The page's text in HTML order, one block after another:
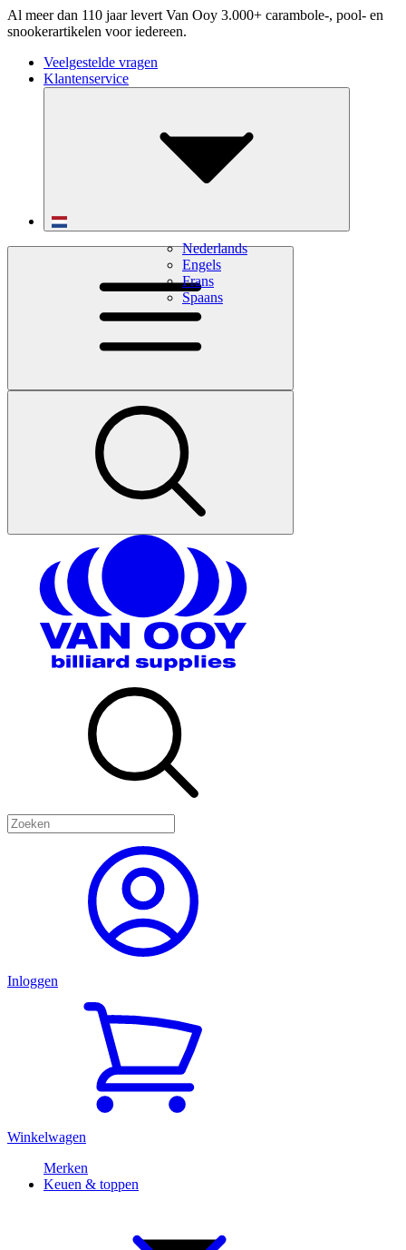
Al meer dan 110 jaar levert Van Ooy 3.000+ carambole-, pool- en
snookerartikelen voor iedereen.
Veelgestelde vragen
Klantenservice
Nederlands
Engels
Frans
Spaans
Inloggen
Winkelwagen
Merken
Keuen & toppen